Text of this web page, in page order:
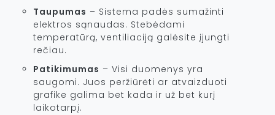
Taupumas – Sistema padės sumažinti
elektros sąnaudas. Stebėdami
temperatūrą, ventiliaciją galėsite įjungti
rečiau.
Patikimumas – Visi duomenys yra
saugomi. Juos peržiūrėti ar atvaizduoti
grafike galima bet kada ir už bet kurį
laikotarpį.